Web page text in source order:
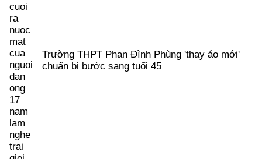
Trường THPT Phan Đình Phùng 'thay áo mới'
chuẩn bị bước sang tuổi 45